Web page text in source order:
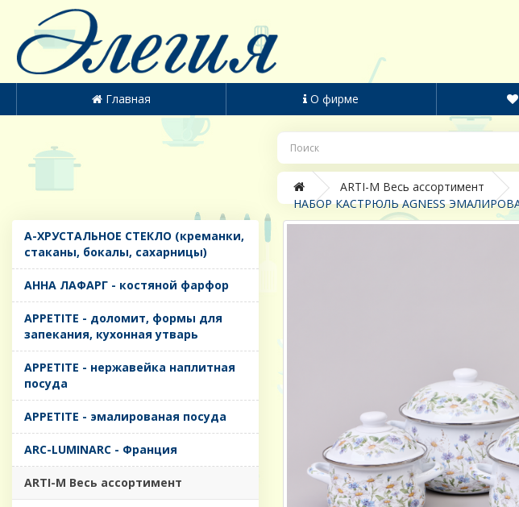
Главная О фирме
ARTI-M Весь ассортимент
НАБОР КАСТРЮЛЬ AGNESS
A-ХРУСТАЛЬНОЕ СТЕКЛО (креманки,
стаканы, бокалы, сахарницы)
AHHA ЛАФАРГ - костяной фарфор
APPETITE - доломит, формы для
запекания, кухонная утварь
APPETITE - нержавейка наплитная
посуда
APPETITE - эмалированая посуда
ARC-LUMINARC - Франция
ARTI-M Весь ассортимент